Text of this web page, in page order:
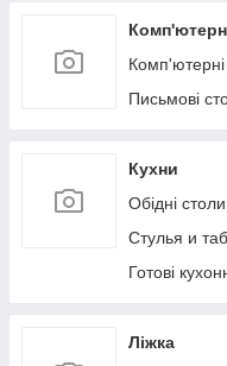
Комп'ютерні
Письмові
Кухни
Обідні столи
Стулья и
Готові
Ліжка